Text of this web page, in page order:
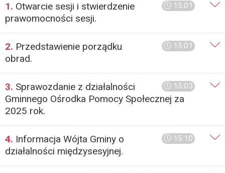
15:01
1. Otwarcie sesji i stwierdzenie
prawomocności sesji.
15:01
2. Przedstawienie porządku
obrad.
15:03
3. Sprawozdanie z działalności
Gminnego Ośrodka Pomocy Społecznej za
2025 rok.
15:10
4. Informacja Wójta Gminy o
działalności międzysesyjnej.